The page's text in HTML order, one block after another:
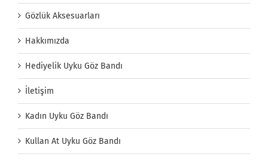
Gözlük Aksesuarları
Hakkımızda
Hediyelik Uyku Göz Bandı
İletişim
Kadın Uyku Göz Bandı
Kullan At Uyku Göz Bandı